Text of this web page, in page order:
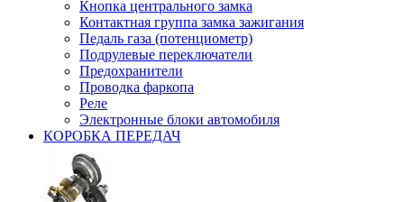
Кнопка центрального замка
Контактная группа замка зажигания
Педаль газа (потенциометр)
Подрулевые переключатели
Предохранители
Проводка фаркопа
Реле
Электронные блоки автомобиля
КОРОБКА ПЕРЕДАЧ